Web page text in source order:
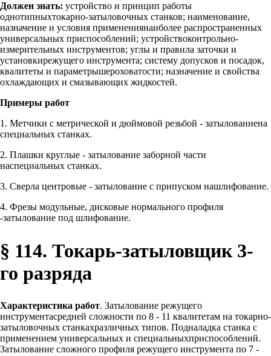
Должен знать: устройство и принцип работы
однотипныхтокарно-затыловочных станков; наименование,
назначение и условия применениянаиболее распространенных
универсальных приспособлений; устройствоконтрольно-
измерительных инструментов; углы и правила заточки и
установкирежущего инструмента; систему допусков и посадок,
квалитеты и параметрышероховатости; назначение и свойства
охлаждающих и смазывающих жидкостей.
Примеры работ
1. Метчики с метрической и дюймовой резьбой - затылованиена
специальных станках.
2. Плашки круглые - затылование заборной части
наспециальных станках.
3. Сверла центровые - затылование с припуском нашлифование.
4. Фрезы модульные, дисковые нормального профиля
-затылование под шлифование.
§ 114. Токарь-затыловщик 3-
го разряда
Характеристика работ. Затылование режущего
инструментасредней сложности по 8 - 11 квалитетам на токарно-
затыловочных станкахразличных типов. Подналадка станка с
применением универсальных и специальныхприспособлений.
Затылование сложного профиля режущего инструмента по 7 -